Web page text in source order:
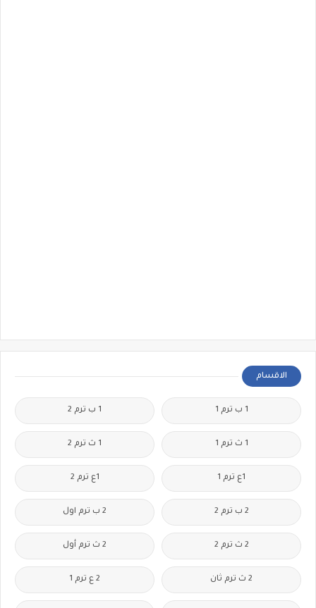
الاقسام
1 ب ترم 1 1 ب ترم 2
1 ث ترم 1 1 ث ترم 2
1ع ترم 1 1ع ترم 2
2 ب ترم 2 2 ب ترم اول
2 ث ترم 2 2 ث ترم أول
2 ث ترم ثان 2 ع ترم 1